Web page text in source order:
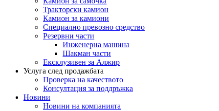
Тракторски камион
Камион за камиони
Специално превозно средство
Резервни части
Инженерна машина
Шакман части
Ексклузивен за Алжир
Услуга след продажбата
Проверка на качеството
Консултация за поддръжка
Новини
Новини на компанията